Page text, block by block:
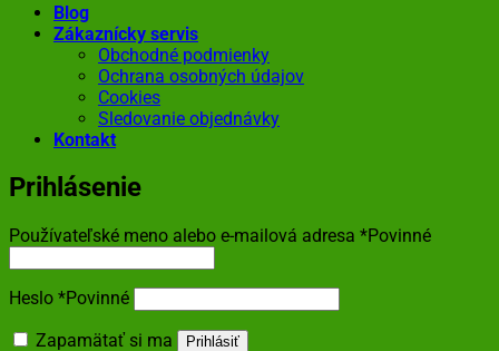
Blog
Zákaznícky servis
Obchodné podmienky
Ochrana osobných údajov
Cookies
Sledovanie objednávky
Kontakt
Prihlásenie
Používateľské meno alebo e-mailová adresa *Povinné
Heslo *Povinné
Zapamätať si ma
Prihlásiť